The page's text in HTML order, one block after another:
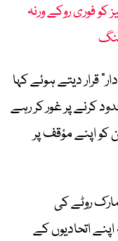
کو فوری روکے ورنہ
قرار دیتے ہوئے کہا
کرنے پر غور کر رہے
کو اپنے مؤقف پر
روٹے کی
اتحادیوں کے